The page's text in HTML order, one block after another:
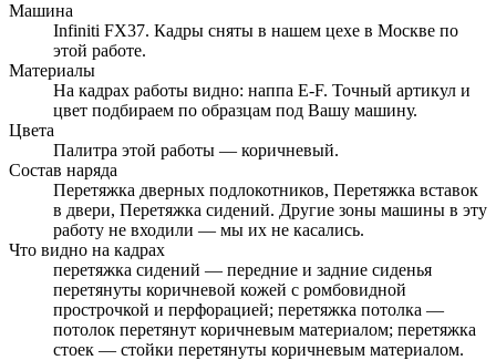
Машина
Infiniti FX37. Кадры сняты в нашем цехе в Москве по
этой работе.
Материалы
На кадрах работы видно: наппа E-F. Точный артикул и
цвет подбираем по образцам под Вашу машину.
Цвета
Палитра этой работы — коричневый.
Состав наряда
Перетяжка дверных подлокотников, Перетяжка вставок
в двери, Перетяжка сидений. Другие зоны машины в эту
работу не входили — мы их не касались.
Что видно на кадрах
перетяжка сидений — передние и задние сиденья
перетянуты коричневой кожей с ромбовидной
прострочкой и перфорацией; перетяжка потолка —
потолок перетянут коричневым материалом; перетяжка
стоек — стойки перетянуты коричневым материалом.